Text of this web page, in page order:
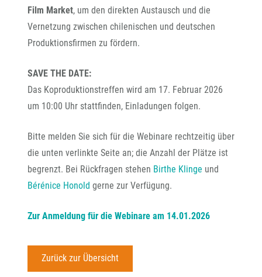
Film Market, um den direkten Austausch und die
Vernetzung zwischen chilenischen und deutschen
Produktionsfirmen zu fördern.
SAVE THE DATE:
Das Koproduktionstreffen wird am 17. Februar 2026
um 10:00 Uhr stattfinden, Einladungen folgen.
Bitte melden Sie sich für die Webinare rechtzeitig über
die unten verlinkte Seite an; die Anzahl der Plätze ist
begrenzt. Bei Rückfragen stehen Birthe Klinge und
Bérénice Honold gerne zur Verfügung.
Zur Anmeldung für die Webinare am 14.01.2026
Zurück zur Übersicht